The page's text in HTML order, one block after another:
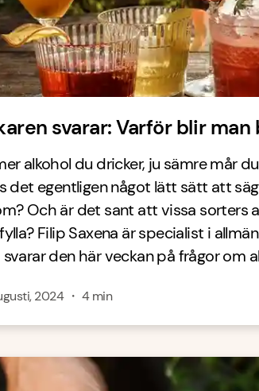
svarar: Varför blir man
alkohol du dricker, ju sämre mår
det egentligen något lätt sätt att
Och är det sant att vissa sorters
Filip Saxena är specialist i
den här veckan på frågor om
2024・ 4min